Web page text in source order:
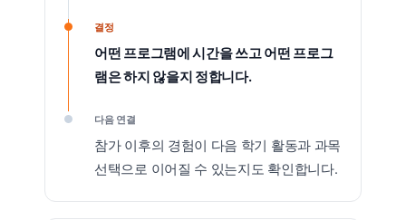
결정
어떤 프로그램에 시간을 쓰고 어떤 프로그
램은 하지 않을지 정합니다.
다음 연결
참가 이후의 경험이 다음 학기 활동과 과목
선택으로 이어질 수 있는지도 확인합니다.